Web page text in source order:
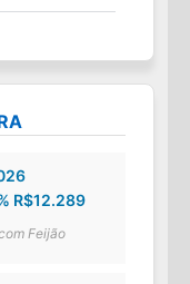
R$12.289
Feijão